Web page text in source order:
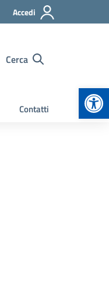
Accedi
Cerca
Contatti